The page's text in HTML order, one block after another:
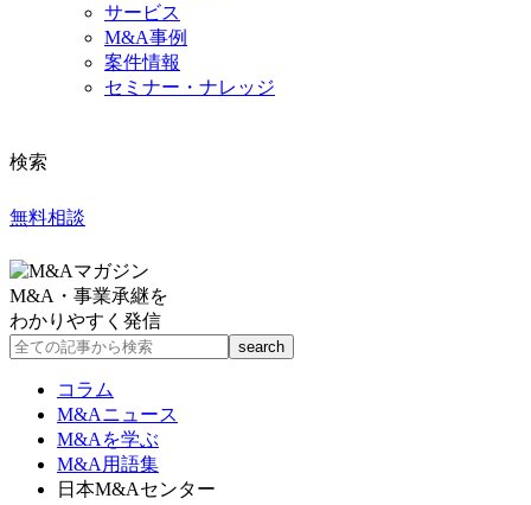
サービス
M&A事例
案件情報
セミナー・ナレッジ
検索
無料相談
M&A・事業承継を
わかりやすく発信
コラム
M&Aニュース
M&Aを学ぶ
M&A用語集
日本M&Aセンター